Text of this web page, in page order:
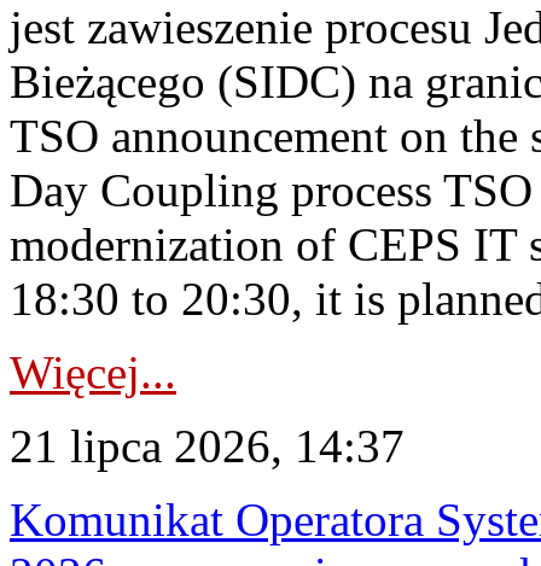
jest zawieszenie procesu
Bieżącego (SIDC) na
TSO announcement on
Day Coupling process
modernization of CEPS IT
18:30 to 20:30, it is
Więcej...
21 lipca 2026, 14:37
Komunikat Operatora